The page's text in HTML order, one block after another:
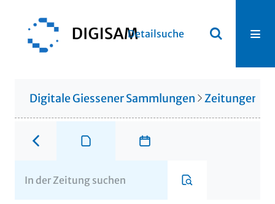
Detailsuche
Digitale Giessener Sammlungen Zeitungen